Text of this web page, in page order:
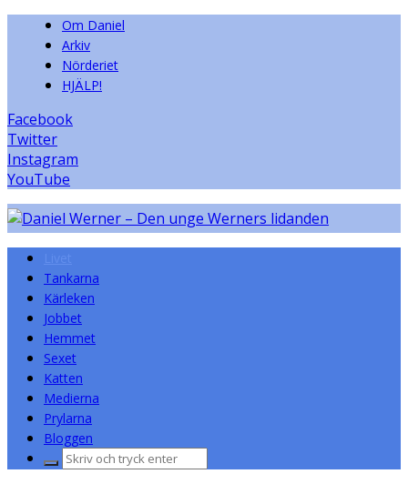
Om Daniel
Arkiv
Nörderiet
HJÄLP!
Facebook
Twitter
Instagram
YouTube
Tankarna
Kärleken
Jobbet
Hemmet
Sexet
Katten
Medierna
Prylarna
Bloggen
Sök